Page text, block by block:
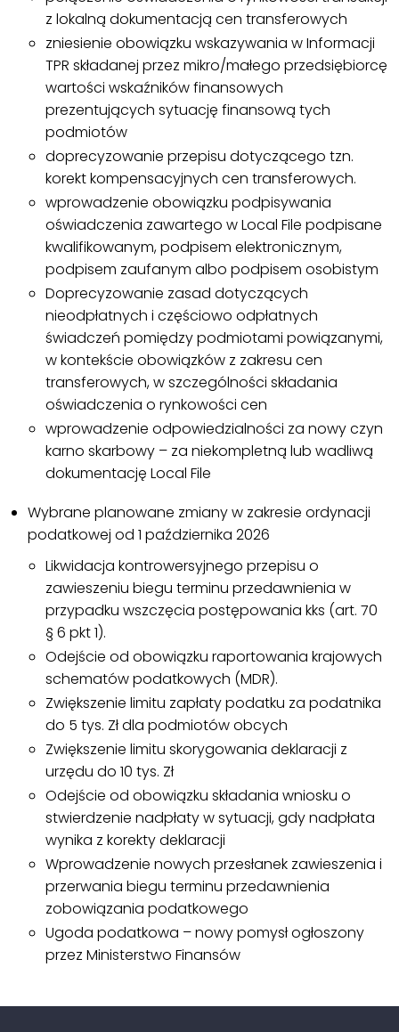
z lokalną dokumentacją cen transferowych
zniesienie obowiązku wskazywania w Informacji
TPR składanej przez mikro/małego przedsiębiorcę
wartości wskaźników finansowych
prezentujących sytuację finansową tych
podmiotów
doprecyzowanie przepisu dotyczącego tzn.
korekt kompensacyjnych cen transferowych.
wprowadzenie obowiązku podpisywania
oświadczenia zawartego w Local File podpisane
kwalifikowanym, podpisem elektronicznym,
podpisem zaufanym albo podpisem osobistym
Doprecyzowanie zasad dotyczących
nieodpłatnych i częściowo odpłatnych
świadczeń pomiędzy podmiotami powiązanymi,
w kontekście obowiązków z zakresu cen
transferowych, w szczególności składania
oświadczenia o rynkowości cen
wprowadzenie odpowiedzialności za nowy czyn
karno skarbowy – za niekompletną lub wadliwą
dokumentację Local File
Wybrane planowane zmiany w zakresie ordynacji
podatkowej od 1 października 2026
Likwidacja kontrowersyjnego przepisu o
zawieszeniu biegu terminu przedawnienia w
przypadku wszczęcia postępowania kks (art. 70
§ 6 pkt 1).
Odejście od obowiązku raportowania krajowych
schematów podatkowych (MDR).
Zwiększenie limitu zapłaty podatku za podatnika
do 5 tys. Zł dla podmiotów obcych
Zwiększenie limitu skorygowania deklaracji z
urzędu do 10 tys. Zł
Odejście od obowiązku składania wniosku o
stwierdzenie nadpłaty w sytuacji, gdy nadpłata
wynika z korekty deklaracji
Wprowadzenie nowych przesłanek zawieszenia i
przerwania biegu terminu przedawnienia
zobowiązania podatkowego
Ugoda podatkowa – nowy pomysł ogłoszony
przez Ministerstwo Finansów